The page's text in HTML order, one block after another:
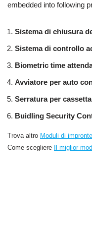
embedded into following
Sistema di chiusura
Sistema di controllo
Biometric time
Avviatore per auto
Serratura per
Buidling Security
Trova altro Moduli di
Come scegliere
Il miglior